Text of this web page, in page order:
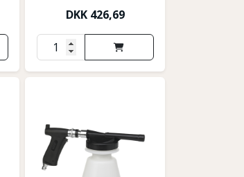
DKK 426,69